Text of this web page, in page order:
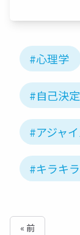
#心理学
#自己決
#アジャ
#キラキ
« 前